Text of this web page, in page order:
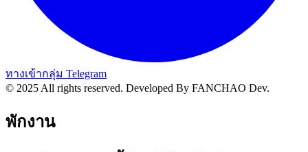
ทางเข้ากลุ่ม Telegram
© 2025 All rights reserved. Developed By FANCHAO Dev.
พักงาน